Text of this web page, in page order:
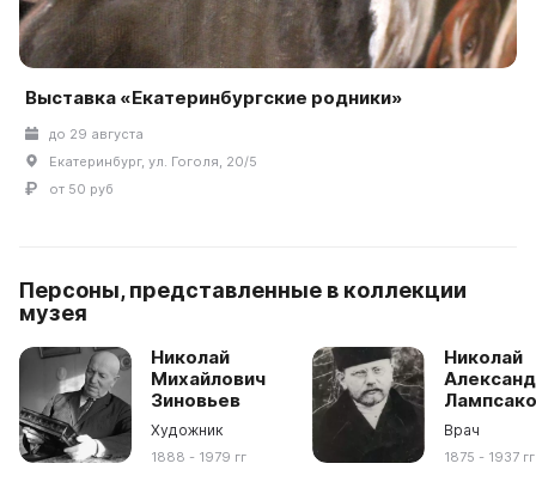
Выставка «Екатеринбургские родники»
до 29 августа
Екатеринбург, ул. Гоголя, 20/5
от 50 руб
Персоны, представленные в коллекции
музея
Николай
Михайлович
Зиновьев
Художник
1888 - 1979 гг
Николай
Врач
1875 - 1937 гг